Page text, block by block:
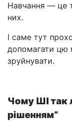
Навчання — це
них.
І саме тут
допомагати цю
зруйнувати.
Чому ШІ так
рішенням”